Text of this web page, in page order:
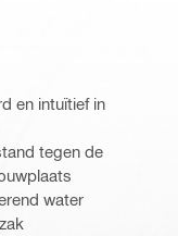
en intuïtief in
tegen de
water